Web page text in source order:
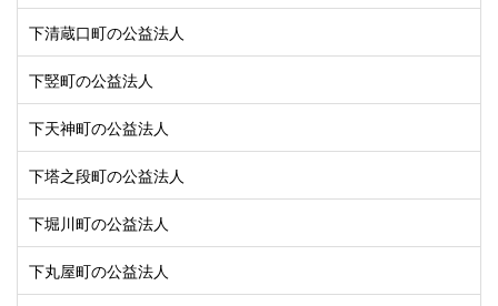
下清蔵口町の公益法人
下竪町の公益法人
下天神町の公益法人
下塔之段町の公益法人
下堀川町の公益法人
下丸屋町の公益法人